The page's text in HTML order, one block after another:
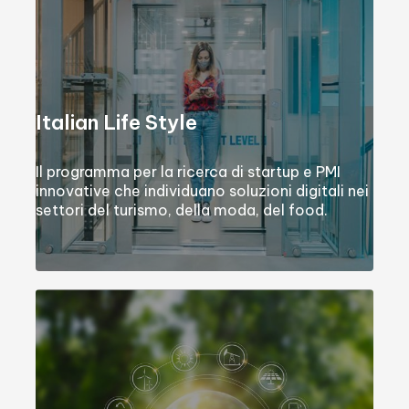
Italian Life Style
Il programma per la ricerca di startup e PMI
innovative che individuano soluzioni digitali nei
settori del turismo, della moda, del food.